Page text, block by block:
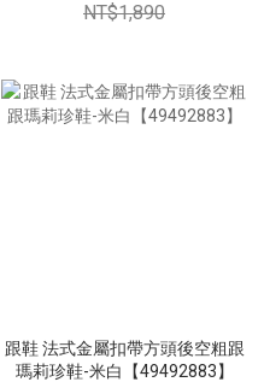
NT$1,890
跟鞋 法式金屬扣帶方頭後空粗跟
瑪莉珍鞋-米白【49492883】